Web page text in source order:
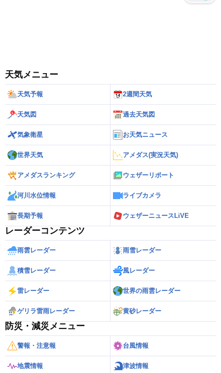
天気メニュー
天気予報 2週間天気
天気図 過去天気図
気象衛星 お天気ニュース
世界天気 アメダス(実況天気)
アメダスランキング ウェザーリポート
河川水位情報 ライブカメラ
長期予報 ウェザーニュースLiVE
レーダーコンテンツ
雨雲レーダー 雨雪レーダー
積雪レーダー 風レーダー
雷レーダー 世界の雨雲レーダー
ゲリラ雷雨レーダー 黄砂レーダー
防災・減災メニュー
警報・注意報 台風情報
地震情報 津波情報